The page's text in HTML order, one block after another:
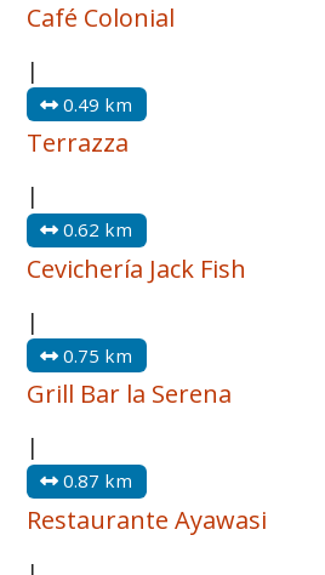
Café Colonial
|
0.49 km
Terrazza
|
0.62 km
Cevichería Jack Fish
|
0.75 km
Grill Bar la Serena
|
0.87 km
Restaurante Ayawasi